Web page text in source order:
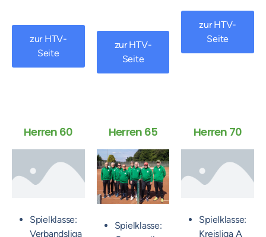
zur HTV-
Seite
zur HTV-
Seite
zur HTV-
Seite
Herren 60
Spielklasse:
Verbandsliga
Herren 65
Spielklasse:
Herren 70
Spielklasse:
Kreisliga A